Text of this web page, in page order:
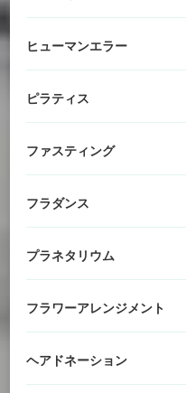
ヒューマンエラー
ピラティス
ファスティング
フラダンス
プラネタリウム
フラワーアレンジメント
ヘアドネーション